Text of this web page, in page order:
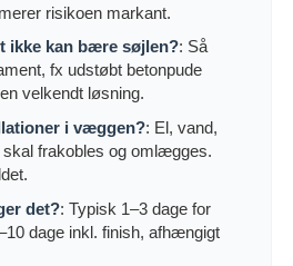
risikoen markant.
ikke kan bære søjlen?: Så
fx udstøbt betonpude
velkendt løsning.
i væggen?: El, vand,
frakobles og omlægges.
det?: Typisk 1–3 dage for
dage inkl. finish, afhængigt